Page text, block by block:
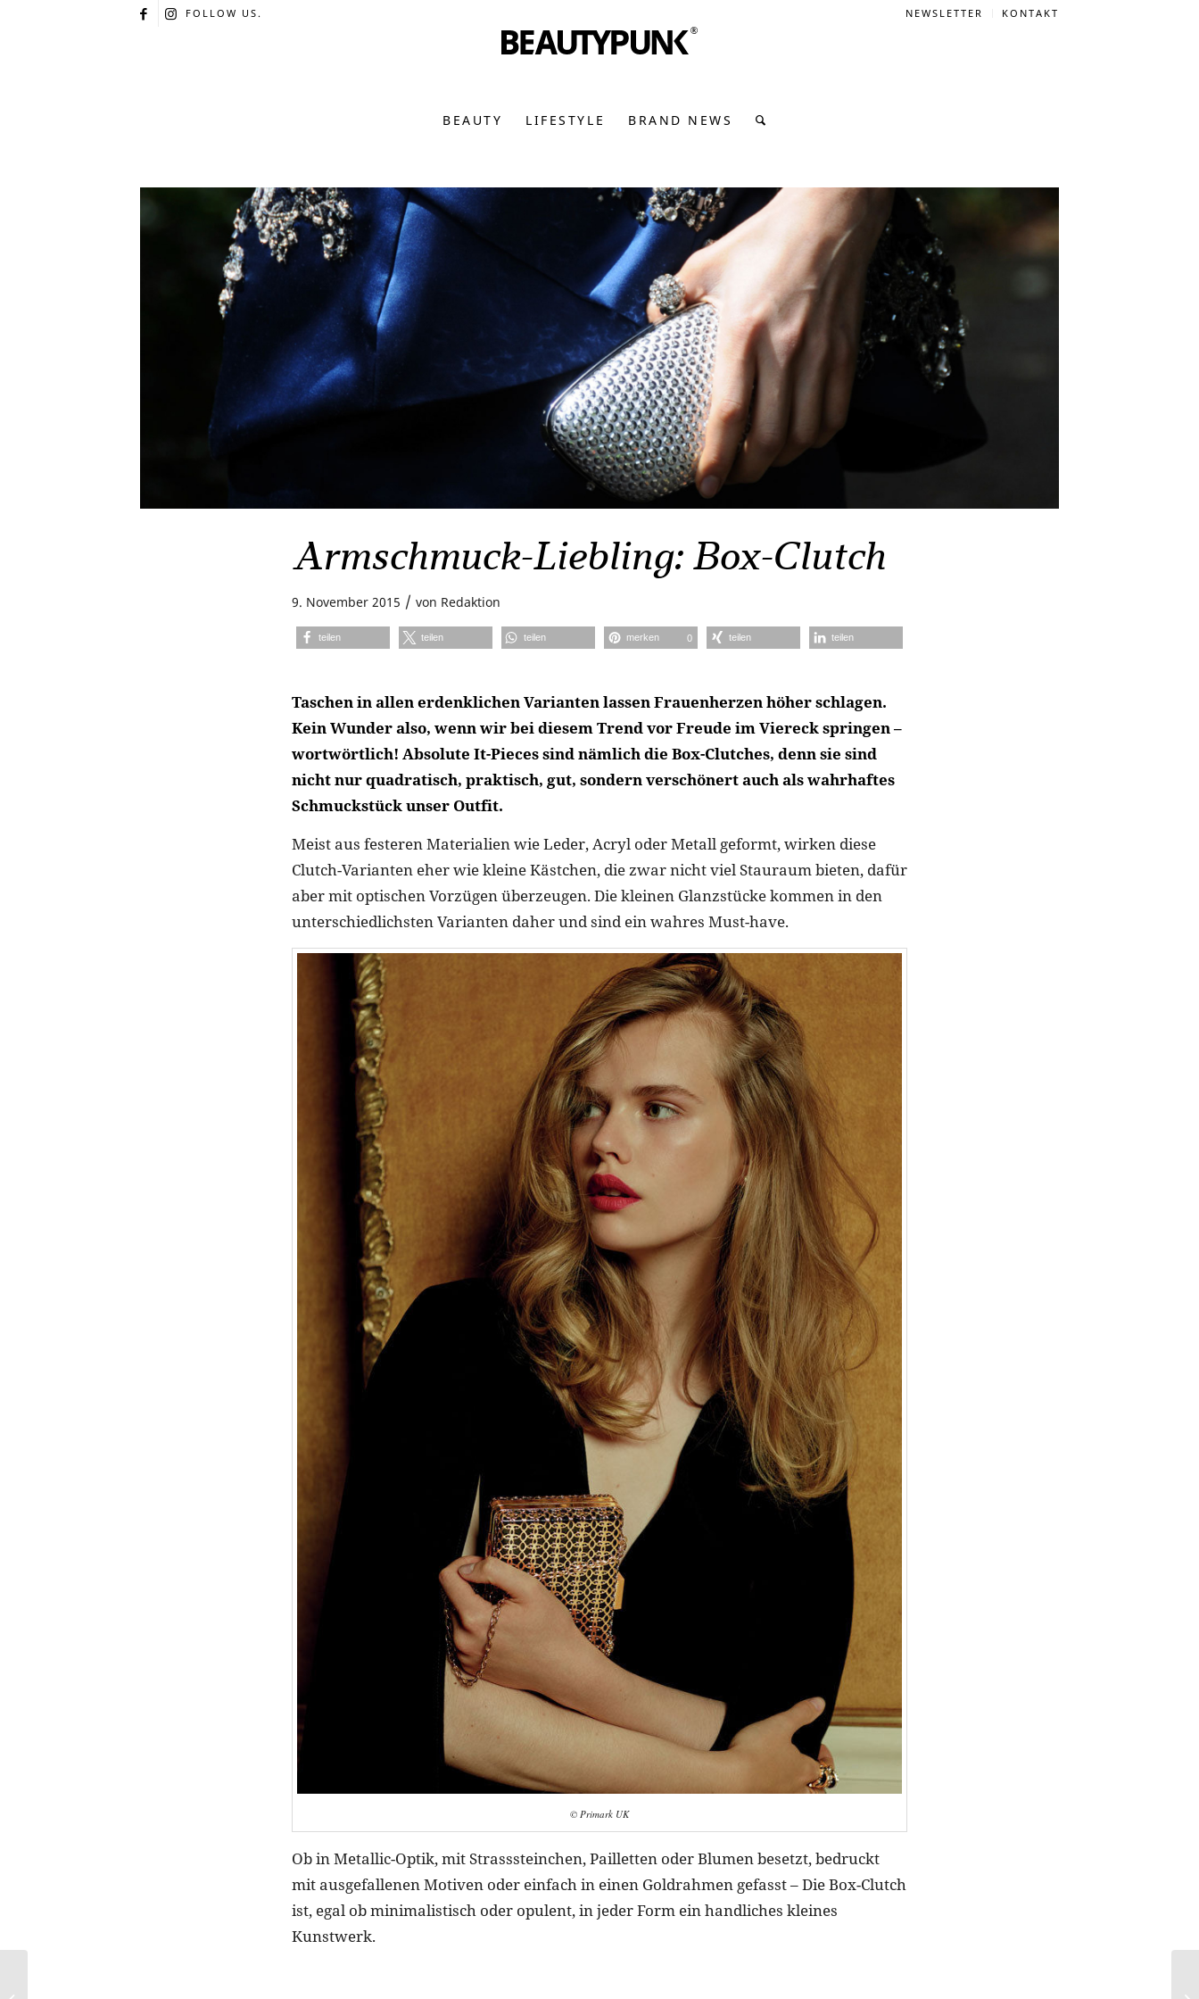
NEWSLETTER KONTAKT
FOLLOW US.
BEAUTY LIFESTYLE BRAND NEWS
Armschmuck-Liebling: Box-Clutch
9. November 2015 / von Redaktion
teilen teilen teilen merken 0 teilen teilen
Taschen in allen erdenklichen Varianten lassen Frauenherzen höher schlagen.
Kein Wunder also, wenn wir bei diesem Trend vor Freude im Viereck springen –
wortwörtlich! Absolute It-Pieces sind nämlich die Box-Clutches, denn sie sind
nicht nur quadratisch, praktisch, gut, sondern verschönert auch als wahrhaftes
Schmuckstück unser Outfit.
Meist aus festeren Materialien wie Leder, Acryl oder Metall geformt, wirken diese
Clutch-Varianten eher wie kleine Kästchen, die zwar nicht viel Stauraum bieten, dafür
aber mit optischen Vorzügen überzeugen. Die kleinen Glanzstücke kommen in den
unterschiedlichsten Varianten daher und sind ein wahres Must-have.
© Primark UK
Ob in Metallic-Optik, mit Strasssteinchen, Pailletten oder Blumen besetzt, bedruckt
mit ausgefallenen Motiven oder einfach in einen Goldrahmen gefasst – Die Box-Clutch
ist, egal ob minimalistisch oder opulent, in jeder Form ein handliches kleines
Kunstwerk.